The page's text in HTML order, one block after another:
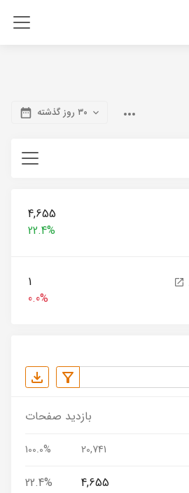
۳۰ روز گذشته
4,655
22.4%
1
0.0%
بازدید صفحات
20,741
100.0%
4,655
22.4%